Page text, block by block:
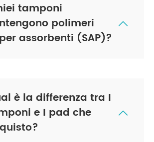
tamponi
polimeri
assorbenti (SAP)?

è la differenza tra I
e I pad che
